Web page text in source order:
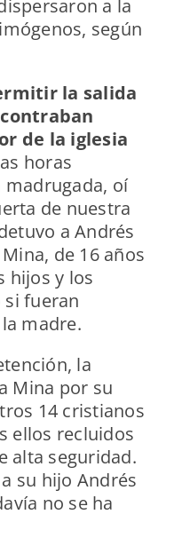
a la
según
la salida
de la iglesia
horas
madrugada, oí
de nuestra
a Andrés
de 16 años
hijos y los
si fueran
madre.
la
Mina por su
14 cristianos
ellos recluidos
alta seguridad.
su hijo Andrés
no se ha